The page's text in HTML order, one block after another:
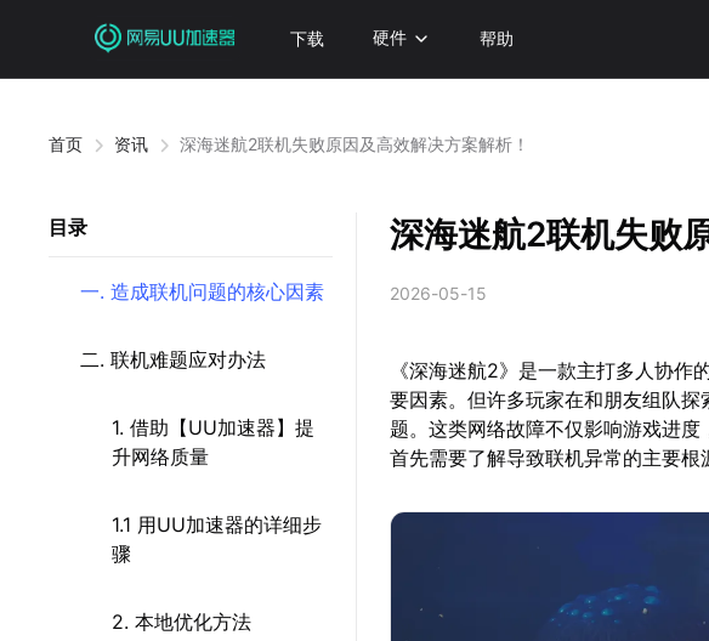
下载 硬件 帮助
首页 资讯 深海迷航2联机失败原因及高效解决方案解析！
目录
一. 造成联机问题的核心因素
二. 联机难题应对办法
1. 借助【UU加速器】提
升网络质量
1.1 用UU加速器的详细步
骤
2. 本地优化方法
深海迷航2联机失败
2026-05-15
《深海迷航2》是一款主打多人协
要因素。但许多玩家在和朋友组队
题。这类网络故障不仅影响游戏进度
首先需要了解导致联机异常的主要根